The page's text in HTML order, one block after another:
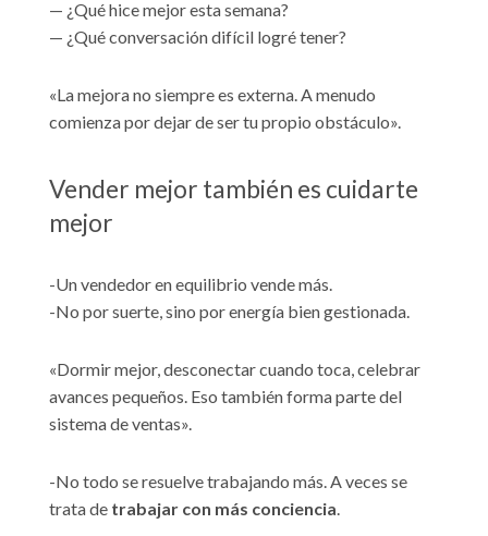
— ¿Qué hice mejor esta semana?
— ¿Qué conversación difícil logré tener?
«La mejora no siempre es externa. A menudo
comienza por dejar de ser tu propio obstáculo».
Vender mejor también es cuidarte
mejor
-Un vendedor en equilibrio vende más.
-No por suerte, sino por energía bien gestionada.
«Dormir mejor, desconectar cuando toca, celebrar
avances pequeños. Eso también forma parte del
sistema de ventas».
-No todo se resuelve trabajando más. A veces se
trata de trabajar con más conciencia.